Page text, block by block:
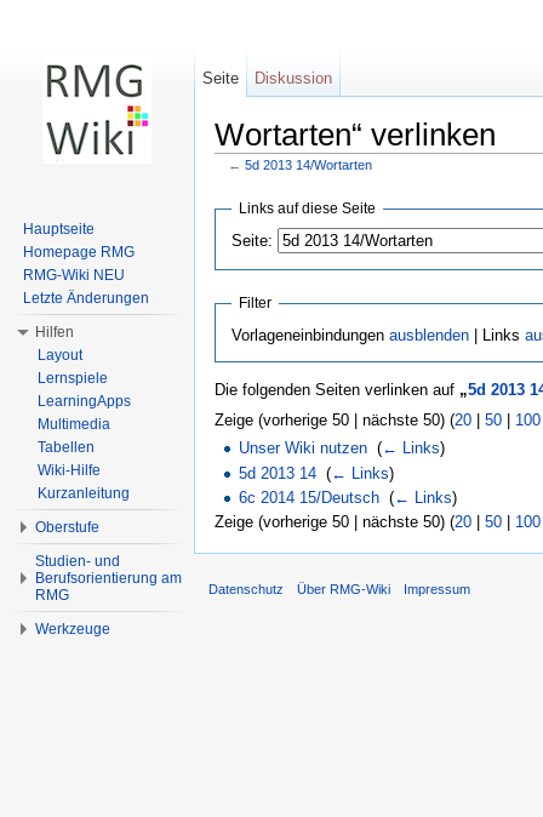
Wortarten“ verlinken
← 5d 2013 14/Wortarten
Links auf diese Seite
Seite:
Filter
Vorlageneinbindungen ausblenden| Links
Die folgenden Seiten verlinken auf „5d 2013
Zeige (vorherige 50 | nächste 50) (20 50 100
Unser Wiki nutzen ‎(← Links)
5d 2013 14 ‎(← Links)
6c 2014 15/Deutsch ‎(← Links)
Zeige (vorherige 50 | nächste 50) (20 50 100
Seite Diskussion
Hauptseite
Homepage RMG
RMG-Wiki NEU
Letzte Änderungen
Hilfen
Layout
Lernspiele
LearningApps
Multimedia
Tabellen
Wiki-Hilfe
Kurzanleitung
Oberstufe
Studien- und
Berufsorientierung am
RMG
Werkzeuge
Datenschutz Über RMG-Wiki Impressum